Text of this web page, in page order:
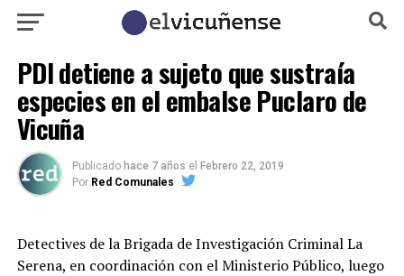
PDI detiene a sujeto que sustraía
especies en el embalse Puclaro de
Vicuña
Publicado hace 7 años el Febrero 22, 2019
Por Red Comunales
Detectives de la Brigada de Investigación Criminal La
Serena, en coordinación con el Ministerio Público, luego